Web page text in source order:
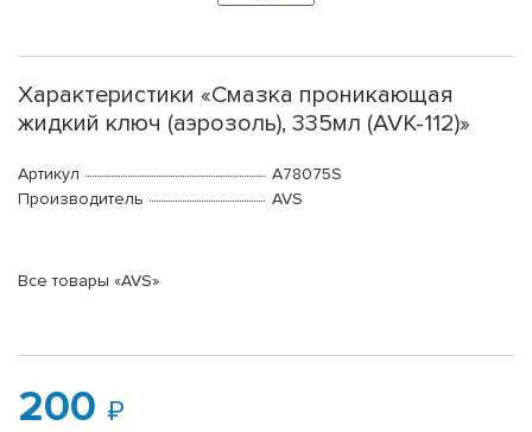
Характеристики «Смазка проникающая
жидкий ключ (аэрозоль), 335мл (AVK-112)»
Артикул
A78075S
Производитель
AVS
Все товары «AVS»
200